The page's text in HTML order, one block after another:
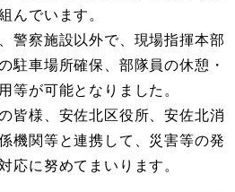
んでいます。
警察施設以外で、現場指揮本部
駐車場所確保、部隊員の休憩・
等が可能となりました。
皆様、安佐北区役所、安佐北消
機関等と連携して、災害等の発
応に努めてまいります。